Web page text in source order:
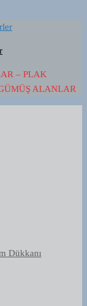
– PLAK
ALANLAR
Dükkanı